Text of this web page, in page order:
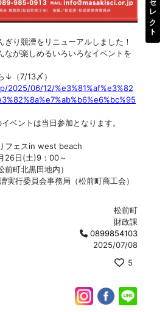
セレクト
ぎり競漕をリニューアルしました！
なが楽しめるいろいろなイベントを
↓（7/13〆）
2025/06/12/%e3%81%af%e3%82
ベントは当日参加となります。
フェスin west beach
26日(土)9：00～
町北黒田地内）
実行委員会事務局（松前町商工会）
松前町
財政課
0899854103
2025/07/08
5